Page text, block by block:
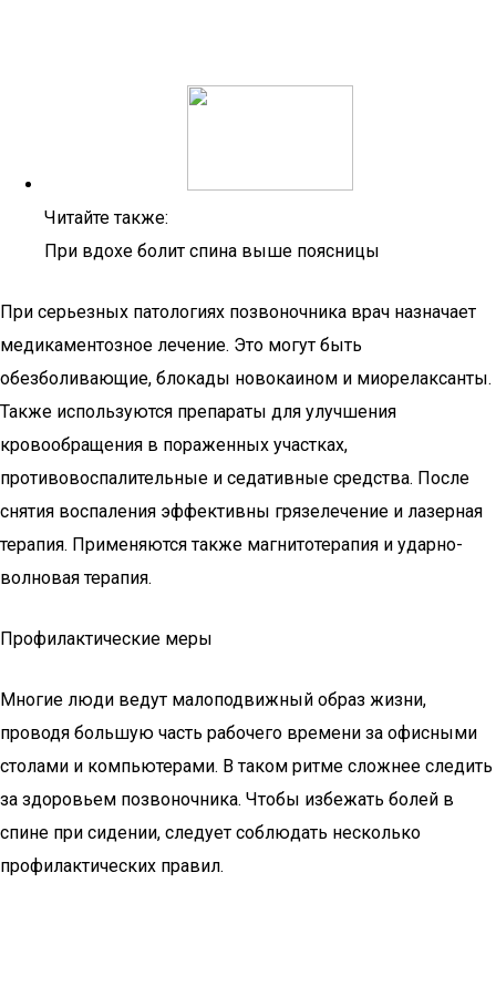
Читайте также:
При вдохе болит спина выше поясницы
При серьезных патологиях позвоночника врач назначает
медикаментозное лечение. Это могут быть
обезболивающие, блокады новокаином и миорелаксанты.
Также используются препараты для улучшения
кровообращения в пораженных участках,
противовоспалительные и седативные средства. После
снятия воспаления эффективны грязелечение и лазерная
терапия. Применяются также магнитотерапия и ударно-
волновая терапия.
Профилактические меры
Многие люди ведут малоподвижный образ жизни,
проводя большую часть рабочего времени за офисными
столами и компьютерами. В таком ритме сложнее следить
за здоровьем позвоночника. Чтобы избежать болей в
спине при сидении, следует соблюдать несколько
профилактических правил.